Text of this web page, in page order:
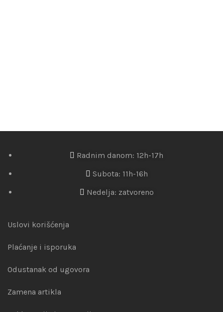
Radnim danom: 12h-17h
Subota: 11h-16h
Nedelja: zatvoreno
Uslovi korišćenja
Plaćanje i isporuka
Odustanak od ugovora
Zamena artikla